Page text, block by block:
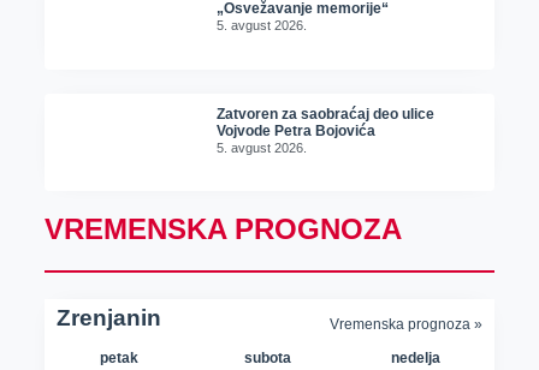
„Osvežavanje memorije“
5. avgust 2026.
Zatvoren za saobraćaj deo ulice
Vojvode Petra Bojovića
5. avgust 2026.
VREMENSKA PROGNOZA